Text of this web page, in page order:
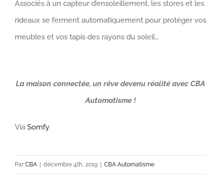
Associés à un capteur d’ensoleillement, les stores et les
rideaux se ferment automatiquement pour protéger vos
meubles et vos tapis des rayons du soleil…
La maison connectée, un rêve devenu réalité avec CBA
Automatisme !
Via Somfy
Par CBA décembre 4th, 2019 CBA Automatisme